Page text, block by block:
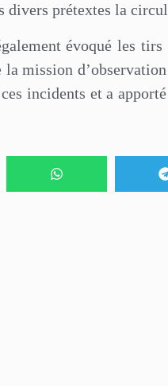
divers prétextes la
évoqué les
mission
incidents et a